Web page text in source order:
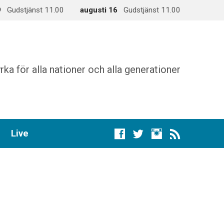
Gudstjänst 11.00 augusti 16 Gudstjänst 11.00
för alla nationer och alla generationer
Live